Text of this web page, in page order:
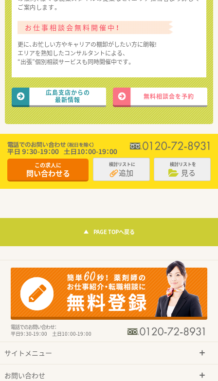
ご案内します。
お仕事相談会無料開催中！
更に、お忙しい方やキャリアの棚卸がしたい方に朗報!
エリアを熟知したコンサルタントによる、
“出張”個別相談サービスも同時開催中です。
広島支店からの
最新情報
無料相談会を予約
この求人に
問い合わせる
検討リストに
追加
検討リストを
見る
PAGE TOPへ戻る
電話でのお問い合わせ：
平日9：30-19：00 土日10：00-19：00
サイトメニュー
お問い合わせ